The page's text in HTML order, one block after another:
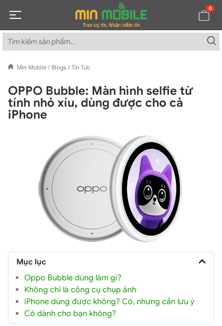
0
Min Mobile / Blogs / Tin Tức
OPPO Bubble: Màn hình selfie từ
tính nhỏ xíu, dùng được cho cả
iPhone
Mục lục
Oppo Bubble dùng làm gì?
Không chỉ là công cụ chụp ảnh
iPhone dùng được không? Có, nhưng cần lưu ý
Có dành cho bạn không?